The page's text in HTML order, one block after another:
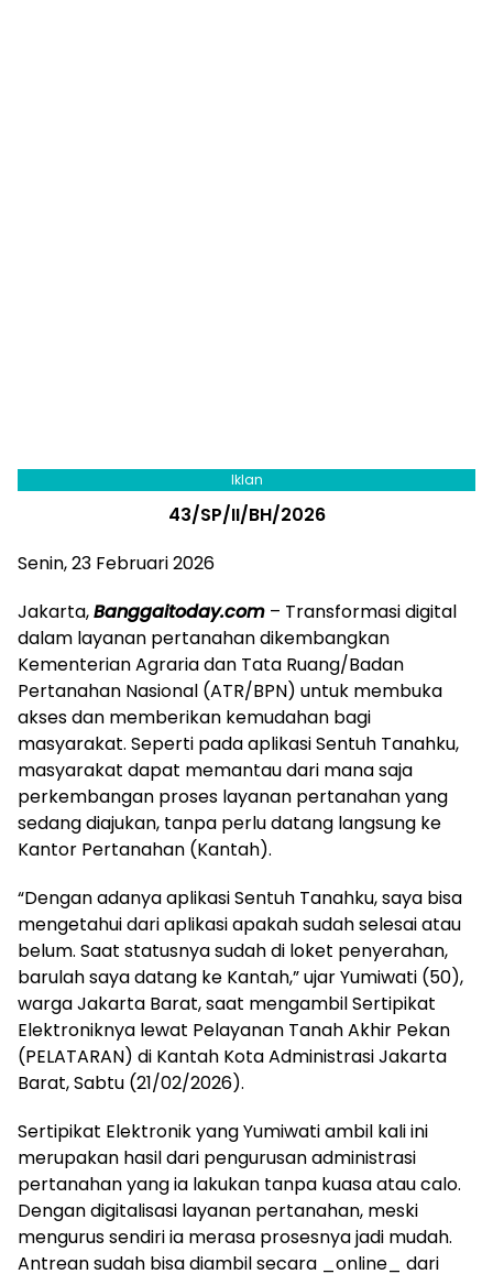
Iklan
43/SP/II/BH/2026
Senin, 23 Februari 2026
Jakarta,Banggaitoday.com – Transformasi digital
dalam layanan pertanahan dikembangkan
Kementerian Agraria dan Tata Ruang/Badan
Pertanahan Nasional (ATR/BPN) untuk membuka
akses dan memberikan kemudahan bagi
masyarakat. Seperti pada aplikasi Sentuh Tanahku,
masyarakat dapat memantau dari mana saja
perkembangan proses layanan pertanahan yang
sedang diajukan, tanpa perlu datang langsung ke
Kantor Pertanahan (Kantah).
“Dengan adanya aplikasi Sentuh Tanahku, saya bisa
mengetahui dari aplikasi apakah sudah selesai atau
belum. Saat statusnya sudah di loket penyerahan,
barulah saya datang ke Kantah,” ujar Yumiwati (50),
warga Jakarta Barat, saat mengambil Sertipikat
Elektroniknya lewat Pelayanan Tanah Akhir Pekan
(PELATARAN) di Kantah Kota Administrasi Jakarta
Barat, Sabtu (21/02/2026).
Sertipikat Elektronik yang Yumiwati ambil kali ini
merupakan hasil dari pengurusan administrasi
pertanahan yang ia lakukan tanpa kuasa atau calo.
Dengan digitalisasi layanan pertanahan, meski
mengurus sendiri ia merasa prosesnya jadi mudah.
Antrean sudah bisa diambil secara _online_ dari